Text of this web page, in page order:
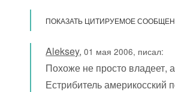
ПОКАЗАТЬ ЦИТИРУЕМОЕ
Aleksey,01 мая 2006, писал:
Похоже не просто владеет,
Естрибитель америкосский